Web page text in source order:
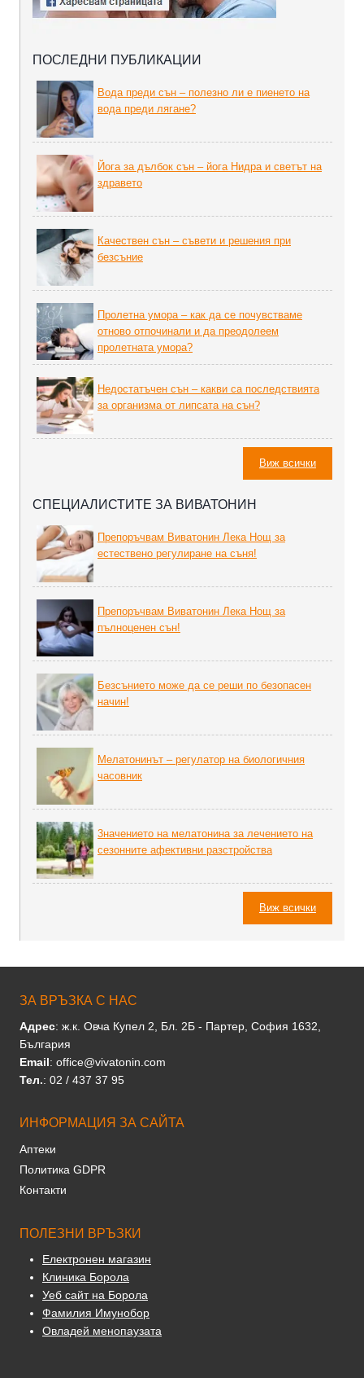
ПОСЛЕДНИ ПУБЛИКАЦИИ
Вода преди сън – полезно ли е пиенето на
вода преди лягане?
Йога за дълбок сън – йога Нидра и светът на
здравето
Качествен сън – съвети и решения при
безсъние
Пролетна умора – как да се почувстваме
отново отпочинали и да преодолеем
пролетната умора?
Недостатъчен сън – какви са последствията
за организма от липсата на сън?
Виж всички
СПЕЦИАЛИСТИТЕ ЗА ВИВАТОНИН
Препоръчвам Виватонин Лека Нощ за
естествено регулиране на съня!
Препоръчвам Виватонин Лека Нощ за
пълноценен сън!
Безсънието може да се реши по безопасен
начин!
Мелатонинът – регулатор на биoлoгичния
часовник
3начението на мелатонина за лечението на
сезонните афективни разстройства
Виж всички
ЗА ВРЪЗКА С НАС
Адрес: ж.к. Овча Купел 2, Бл. 2Б - Партер, София 1632,
България
Email: office@vivatonin.com
Тел.: 02 / 437 37 95
ИНФОРМАЦИЯ ЗА САЙТА
Аптеки
Политика GDPR
Контакти
ПОЛЕЗНИ ВРЪЗКИ
Електронен магазин
Клиника Борола
Уеб сайт на Борола
Фамилия Имунобор
Овладей менопаузата